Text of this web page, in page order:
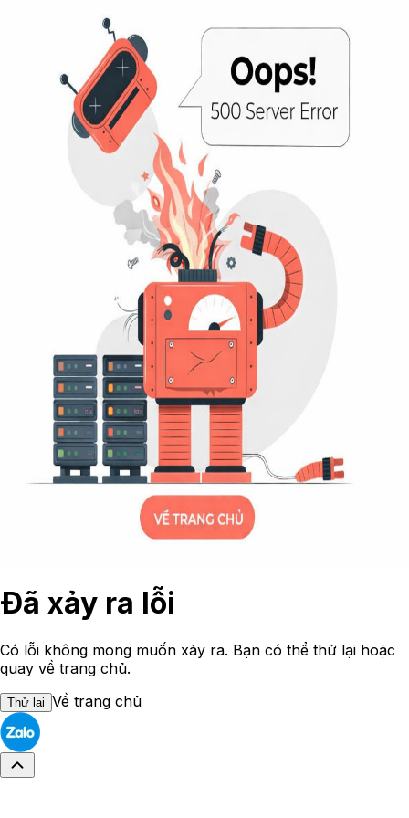
Đã xảy ra lỗi
Có lỗi không mong muốn xảy ra. Bạn có thể thử lại hoặc
quay về trang chủ.
Thử lại Về trang chủ